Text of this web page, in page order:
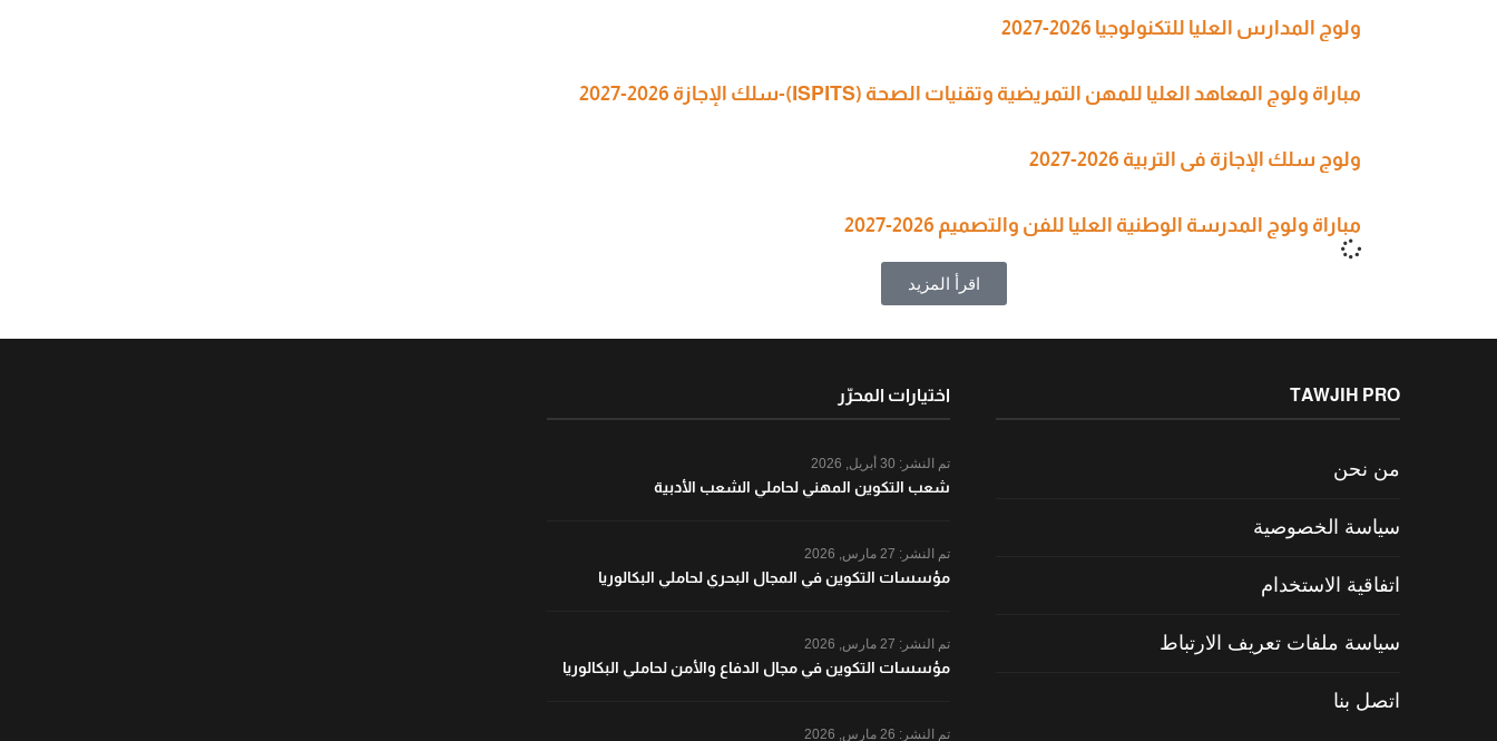
ولوج المدارس العليا للتكنولوجيا 2026-2027
مباراة ولوج المعاهد العليا للمهن التمريضية وتقنيات الصحة (ISPITS)-سلك الإجازة 2026-2027
ولوج سلك الإجازة في التربية 2026-2027
مباراة ولوج المدرسة الوطنية العليا للفن والتصميم 2026-2027
اقرأ المزيد
TAWJIH PRO
من نحن
سياسة الخصوصية
اتفاقية الاستخدام
سياسة ملفات تعريف الارتباط
اتصل بنا
اختيارات المحرّر
تم النشر:
شعب التكوين المهني لحاملي الشعب الأدبية
تم النشر:
مؤسسات التكوين في المجال البحري لحاملي البكالوريا
تم النشر:
مؤسسات التكوين في مجال الدفاع والأمن لحاملي البكالوريا
تم النشر: